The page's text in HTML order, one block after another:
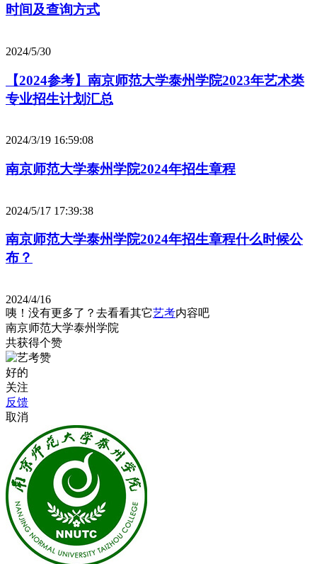
时间及查询方式
2024/5/30
【2024参考】南京师范大学泰州学院2023年艺术类
专业招生计划汇总
2024/3/19 16:59:08
南京师范大学泰州学院2024年招生章程
2024/5/17 17:39:38
南京师范大学泰州学院2024年招生章程什么时候公
布？
2024/4/16
咦！没有更多了？去看看其它艺考内容吧
南京师范大学泰州学院
共获得个赞
好的
关注
反馈
取消